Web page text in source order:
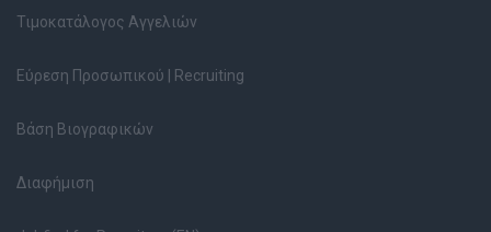
Τιμοκατάλογος Αγγελιών
Εύρεση Προσωπικού | Recruiting
Βάση Βιογραφικών
Διαφήμιση